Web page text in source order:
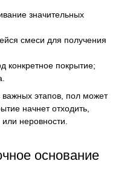
значительных
смеси для получения
конкретное покрытие;
важных этапов, пол может
начнет отходить,
неровности.
основание